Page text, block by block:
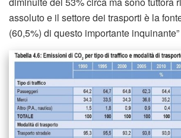
assoluto e il settore dei trasporti è la
(60,5%) di questo importante